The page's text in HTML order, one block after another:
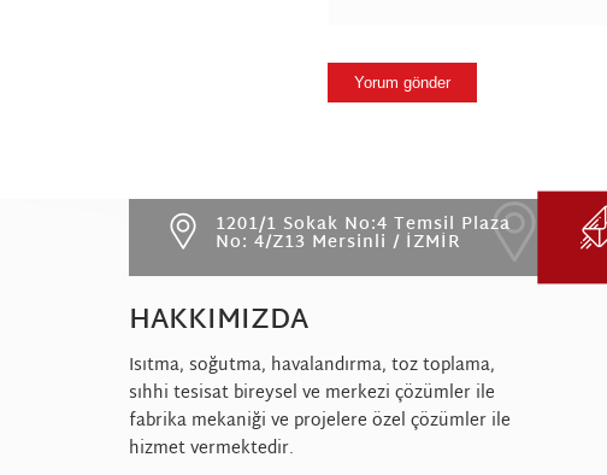
1201/1 Sokak No:4 Temsil Plaza
No: 4/Z13 Mersinli / İZMİR
HAKKIMIZDA
Isıtma, soğutma, havalandırma, toz toplama,
sıhhi tesisat bireysel ve merkezi çözümler ile
fabrika mekaniği ve projelere özel çözümler ile
hizmet vermektedir.